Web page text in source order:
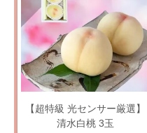
【超特級 光センサー厳選】
清水白桃 3玉